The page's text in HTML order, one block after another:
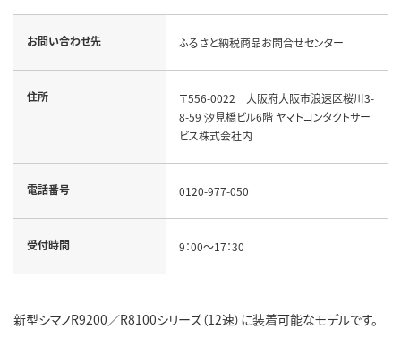
お問い合わせ先 ふるさと納税商品お問合せセンター
住所
〒556-0022 大阪府大阪市浪速区桜川3-
8-59 汐見橋ビル6階 ヤマトコンタクトサー
ビス株式会社内
電話番号 0120-977-050
受付時間 9：00～17：30
新型シマノR9200／R8100シリーズ（12速）に装着可能なモデルです。